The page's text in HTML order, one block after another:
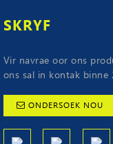
SKRYF
Vir navrae oor ons
ons sal in kontak binne
ONDERSOEK NOU